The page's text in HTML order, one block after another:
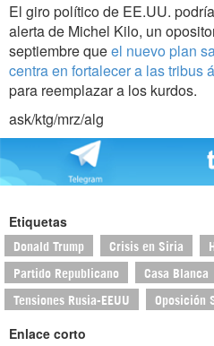
El giro político de EE.UU.
alerta de Michel Kilo, un
septiembre queel nuevo plan
centra en fortalecer a las tribus
para reemplazar a los kurdos.
ask/ktg/mrz/alg
Etiquetas
Donald Trump Crisis en Siria
Partido Republicano Casa Blanca
Tensiones Rusia-EEUU Oposición
Enlace corto